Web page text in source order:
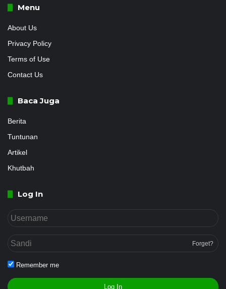
Menu
About Us
Privacy Policy
Terms of Use
Contact Us
Baca Juga
Berita
Tuntunan
Artikel
Khutbah
Log In
Forget?
Remember me
Log In